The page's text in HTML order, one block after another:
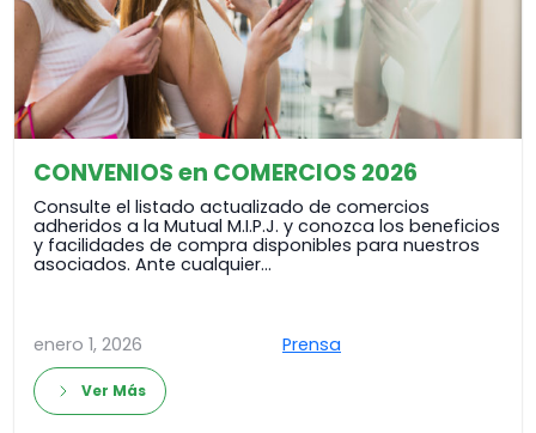
CONVENIOS en COMERCIOS 2026
Consulte el listado actualizado de comercios
adheridos a la Mutual M.I.P.J. y conozca los beneficios
y facilidades de compra disponibles para nuestros
asociados. Ante cualquier…
enero 1, 2026 Prensa
Ver Más